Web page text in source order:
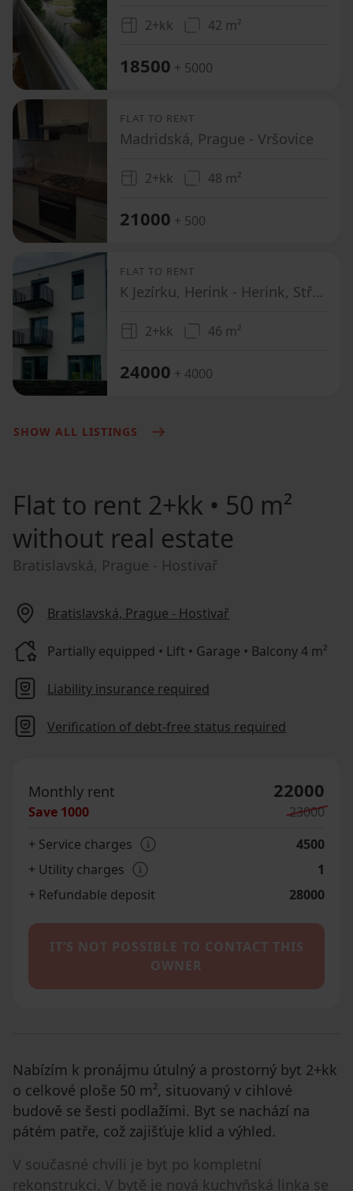
2+kk 42 m²
18500 + 5000
FLAT TO RENT
Madridská, Prague - Vršovice
2+kk 48 m²
21000 + 500
FLAT TO RENT
K Jezírku, Herink - Herink, Středočeský Region
2+kk 46 m²
24000 + 4000
SHOW ALL LISTINGS
Flat to rent 2+kk • 50 m²
without real estate
Bratislavská, Prague - Hostivař
Bratislavská, Prague - Hostivař
Partially equipped • Lift • Garage • Balcony 4 m²
Liability insurance required
Verification of debt-free status required
Monthly rent 22000
Save 1000
23000
+ Service charges
4500
+ Utility charges
1
+ Refundable deposit
28000
IT’S NOT POSSIBLE TO CONTACT THIS
OWNER
Nabízím k pronájmu útulný a prostorný byt 2+kk
o celkové ploše 50 m², situovaný v cihlové
budově se šesti podlažími. Byt se nachází na
pátém patře, což zajišťuje klid a výhled.
V současné chvíli je byt po kompletní
rekonstrukci. V bytě je nová kuchyňská linka se